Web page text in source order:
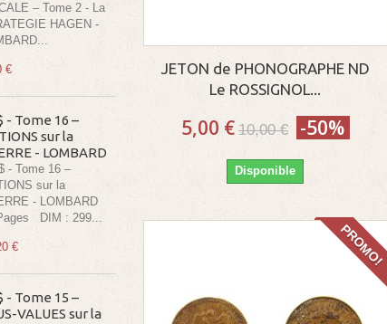
– Tome 2 - La
HAGEN -
€
- Tome 16 –
sur la
- LOMBARD
- Tome 16 –
sur la
- LOMBARD
DIM : 299...
€
- Tome 15 –
VALUES sur la
JETON de PHONOGRAPHE ND
Le ROSSIGNOL...
5,00 € 10,00 € -50%
Disponible
PROMO!